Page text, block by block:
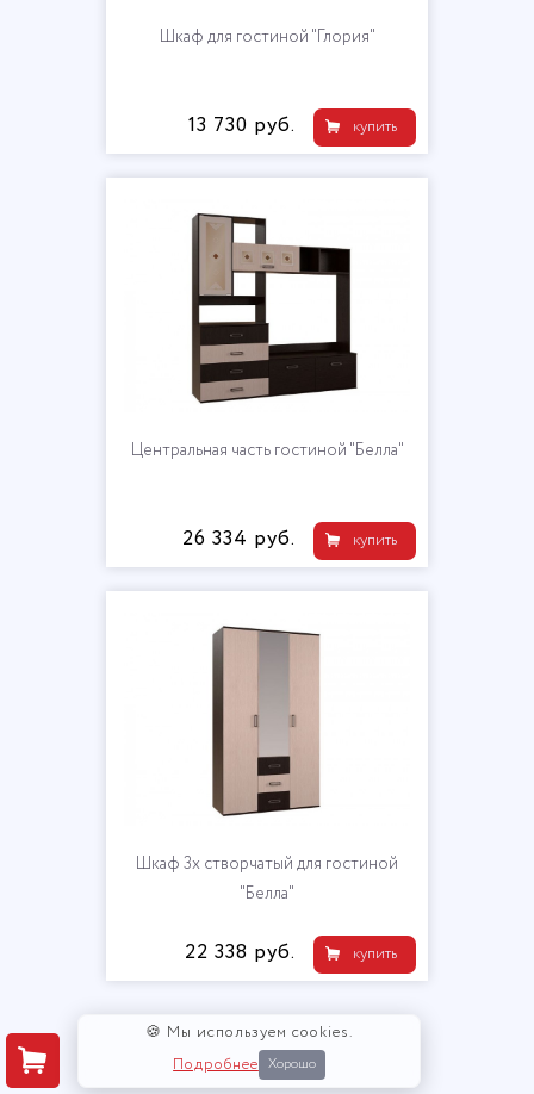
Шкаф для гостиной "Глория"
купить
13 730 руб.
Центральная часть гостиной "Белла"
купить
26 334 руб.
Шкаф 3х створчатый для гостиной
"Белла"
купить
22 338 руб.
🍪 Мы используем cookies.
Подробнее Хорошо